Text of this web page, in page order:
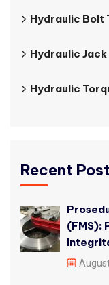
Hydraulic Bolt
Hydraulic Jack
Hydraulic
Recent
(FMS):